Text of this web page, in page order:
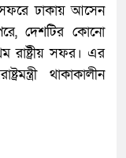
ঢাকায় আসেন
দেশটির কোনো
রাষ্ট্রীয় সফর। এর
থাকাকালীন